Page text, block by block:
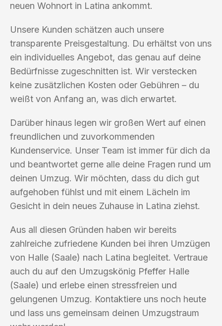
neuen Wohnort in Latina ankommt.
Unsere Kunden schätzen auch unsere
transparente Preisgestaltung. Du erhältst von uns
ein individuelles Angebot, das genau auf deine
Bedürfnisse zugeschnitten ist. Wir verstecken
keine zusätzlichen Kosten oder Gebühren – du
weißt von Anfang an, was dich erwartet.
Darüber hinaus legen wir großen Wert auf einen
freundlichen und zuvorkommenden
Kundenservice. Unser Team ist immer für dich da
und beantwortet gerne alle deine Fragen rund um
deinen Umzug. Wir möchten, dass du dich gut
aufgehoben fühlst und mit einem Lächeln im
Gesicht in dein neues Zuhause in Latina ziehst.
Aus all diesen Gründen haben wir bereits
zahlreiche zufriedene Kunden bei ihren Umzügen
von Halle (Saale) nach Latina begleitet. Vertraue
auch du auf den Umzugskönig Pfeffer Halle
(Saale) und erlebe einen stressfreien und
gelungenen Umzug. Kontaktiere uns noch heute
und lass uns gemeinsam deinen Umzugstraum